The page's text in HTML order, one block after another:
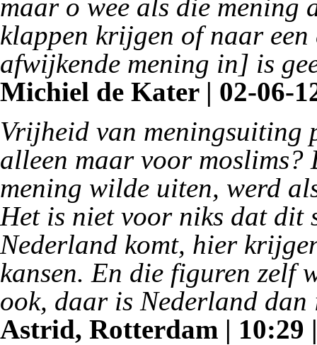
maar o wee als die mening
klappen krijgen of naar
afwijkende mening in] is
Michiel de Kater | 02-06-
Vrijheid van meningsuiting
alleen maar voor
mening wilde uiten, werd
Het is niet voor niks dat dit
Nederland komt, hier
kansen. En die figuren zelf
ook, daar is Nederland dan
Astrid, Rotterdam | 10:29